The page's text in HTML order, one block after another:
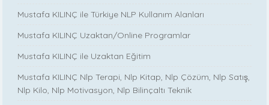
Mustafa KILINÇ ile Türkiye NLP Kullanım Alanları
Mustafa KILINÇ Uzaktan/Online Programlar
Mustafa KILINÇ ile Uzaktan Eğitim
Mustafa KILINÇ Nlp Terapi, Nlp Kitap, Nlp Çözüm, Nlp Satış,
Nlp Kilo, Nlp Motivasyon, Nlp Bilinçaltı Teknik